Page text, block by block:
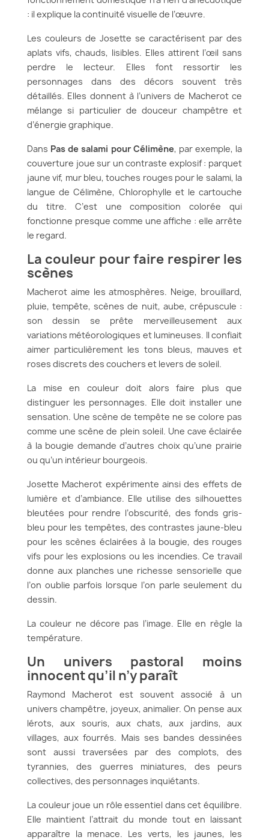
: il explique la continuité visuelle de l’œuvre.
Les couleurs de Josette se caractérisent par des
aplats vifs, chauds, lisibles. Elles attirent l’œil sans
perdre le lecteur. Elles font ressortir les
personnages dans des décors souvent très
détaillés. Elles donnent à l’univers de Macherot ce
mélange si particulier de douceur champêtre et
d’énergie graphique.
Dans Pas de salami pour Célimène, par exemple, la
couverture joue sur un contraste explosif : parquet
jaune vif, mur bleu, touches rouges pour le salami, la
langue de Célimène, Chlorophylle et le cartouche
du titre. C’est une composition colorée qui
fonctionne presque comme une affiche : elle arrête
le regard.
La couleur pour faire respirer les
scènes
Macherot aime les atmosphères. Neige, brouillard,
pluie, tempête, scènes de nuit, aube, crépuscule :
son dessin se prête merveilleusement aux
variations météorologiques et lumineuses. Il confiait
aimer particulièrement les tons bleus, mauves et
roses discrets des couchers et levers de soleil.
La mise en couleur doit alors faire plus que
distinguer les personnages. Elle doit installer une
sensation. Une scène de tempête ne se colore pas
comme une scène de plein soleil. Une cave éclairée
à la bougie demande d’autres choix qu’une prairie
ou qu’un intérieur bourgeois.
Josette Macherot expérimente ainsi des effets de
lumière et d’ambiance. Elle utilise des silhouettes
bleutées pour rendre l’obscurité, des fonds gris-
bleu pour les tempêtes, des contrastes jaune-bleu
pour les scènes éclairées à la bougie, des rouges
vifs pour les explosions ou les incendies. Ce travail
donne aux planches une richesse sensorielle que
l’on oublie parfois lorsque l’on parle seulement du
dessin.
La couleur ne décore pas l’image. Elle en règle la
température.
Un univers pastoral moins
innocent qu’il n’y paraît
Raymond Macherot est souvent associé à un
univers champêtre, joyeux, animalier. On pense aux
lérots, aux souris, aux chats, aux jardins, aux
villages, aux fourrés. Mais ses bandes dessinées
sont aussi traversées par des complots, des
tyrannies, des guerres miniatures, des peurs
collectives, des personnages inquiétants.
La couleur joue un rôle essentiel dans cet équilibre.
Elle maintient l’attrait du monde tout en laissant
apparaître la menace. Les verts, les jaunes, les